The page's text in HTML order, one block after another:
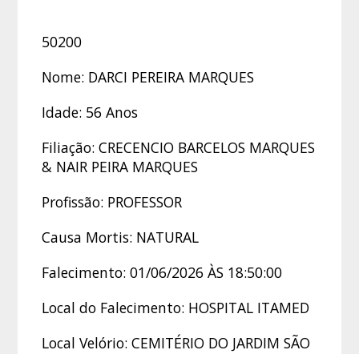
50200
Nome: DARCI PEREIRA MARQUES
Idade: 56 Anos
Filiação: CRECENCIO BARCELOS MARQUES
& NAIR PEIRA MARQUES
Profissão: PROFESSOR
Causa Mortis: NATURAL
Falecimento: 01/06/2026 ÀS 18:50:00
Local do Falecimento: HOSPITAL ITAMED
Local Velório: CEMITÉRIO DO JARDIM SÃO